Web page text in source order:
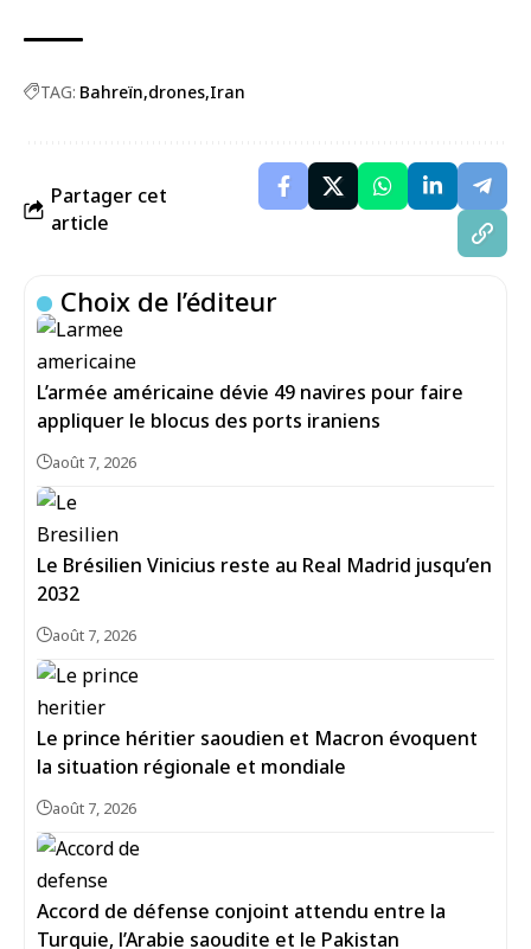
TAG: Bahreïn drones Iran
Partager cet
article
Choix de l’éditeur
L’armée américaine dévie 49 navires pour faire
appliquer le blocus des ports iraniens
août 7, 2026
Le Brésilien Vinicius reste au Real Madrid jusqu’en
2032
août 7, 2026
Le prince héritier saoudien et Macron évoquent
la situation régionale et mondiale
août 7, 2026
Accord de défense conjoint attendu entre la
Turquie, l’Arabie saoudite et le Pakistan